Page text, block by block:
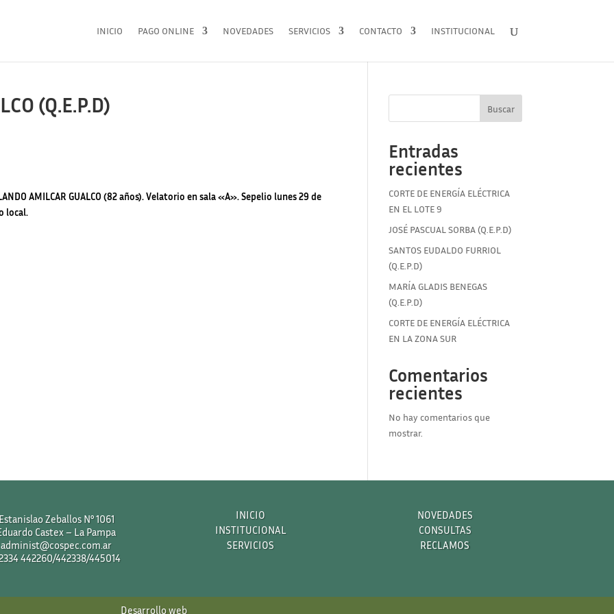
INICIO PAGO ONLINE NOVEDADES SERVICIOS CONTACTO INSTITUCIONAL
(Q.E.P.D)
AMILCAR GUALCO (82 años). Velatorio en sala «A». Sepelio lunes 29 de
local.
Buscar
Entradas
recientes
CORTE DE ENERGÍA ELÉCTRICA
EN EL LOTE 9
JOSÉ PASCUAL SORBA (Q.E.P.D)
SANTOS EUDALDO FURRIOL
(Q.E.P.D)
MARÍA GLADIS BENEGAS
(Q.E.P.D)
CORTE DE ENERGÍA ELÉCTRICA
EN LA ZONA SUR
Comentarios
recientes
No hay comentarios que
mostrar.
Zeballos N° 1061
Castex – La Pampa
administ@cospec.com.ar
442260/442338/445014
INICIO
INSTITUCIONAL
SERVICIOS
NOVEDADES
CONSULTAS
RECLAMOS
Desarrollo web